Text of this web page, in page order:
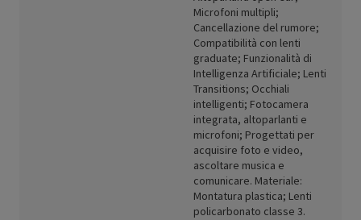
Microfoni multipli;
Cancellazione del rumore;
Compatibilità con lenti
graduate; Funzionalità di
Intelligenza Artificiale; Lenti
Transitions; Occhiali
intelligenti; Fotocamera
integrata, altoparlanti e
microfoni; Progettati per
acquisire foto e video,
ascoltare musica e
comunicare. Materiale:
Montatura plastica; Lenti
policarbonato classe 3.